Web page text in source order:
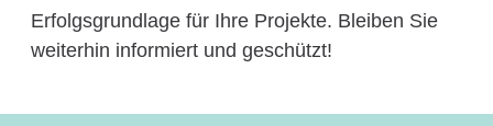
Erfolgsgrundlage für Ihre Projekte. Bleiben Sie
weiterhin informiert und geschützt!